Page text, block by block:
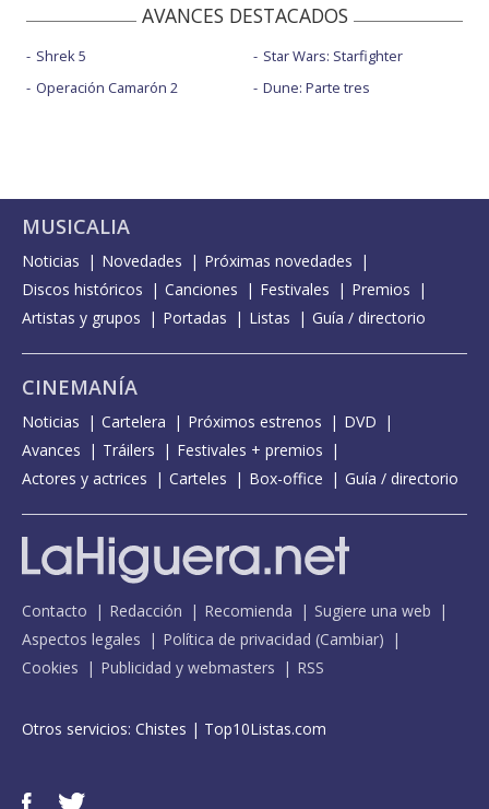
AVANCES DESTACADOS
Shrek 5
Operación Camarón 2
Star Wars: Starfighter
Dune: Parte tres
MUSICALIA
Noticias Novedades
Próximas novedades
Discos históricos
Canciones Festivales
Premios
Artistas y grupos
Portadas Listas Guía / directorio
CINEMANÍA
Noticias Cartelera Próximos estrenos
DVD
Avances
Tráilers
Festivales + premios
Actores y actrices
Carteles Box-office Guía / directorio
Contacto Redacción Recomienda
Sugiere una web
Aspectos legales
Política de privacidad (Cambiar)
Cookies
Publicidad y webmasters RSS
Otros servicios: Chistes | Top10Listas.com